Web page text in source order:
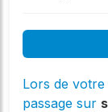
Lors de
passage sur